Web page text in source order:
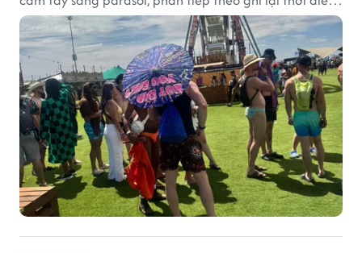
sản phẩm được thị trường đón nhận và dần vượt khỏi
công năng che nắng thông thường.